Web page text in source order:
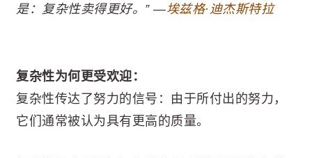
是：复杂性卖得更好。” —埃兹格·迪杰斯特拉
复杂性为何更受欢迎：
复杂性传达了努力的信号：由于所付出的努力，
它们通常被认为具有更高的质量。